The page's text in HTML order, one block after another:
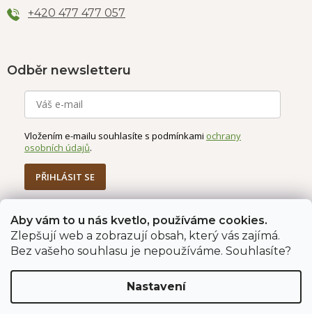
Aby vám to u nás kvetlo, používáme cookies.
Zlepšují web a zobrazují obsah, který vás zajímá.
Bez vašeho souhlasu je nepoužíváme. Souhlasíte?
Nastavení
+420 477 477 057
Odběr newsletteru
Vložením e-mailu souhlasíte s podmínkami ochrany
osobních údajů.
PŘIHLÁSIT SE
Jahodárna Brozany Obchodní podmínky
Podmínky ochrany údajů
Vytvořil Shoptet Premium